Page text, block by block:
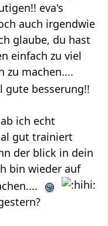
eva's
auch irgendwie
glaube, du hast
einfach zu viel
zu machen....
gute besserung!!
ich echt
gut trainiert
der blick in dein
bin wieder auf